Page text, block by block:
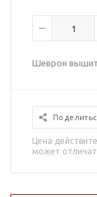
Шеврон
Цена
может